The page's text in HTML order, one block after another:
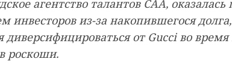
агентство талантов CAA,
инвесторов из-за накопившегося
диверсифицироваться от Gucci во
роскоши.